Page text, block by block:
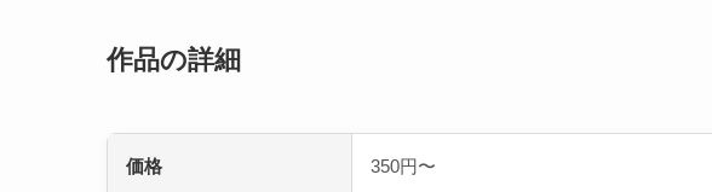
作品の詳細
価格 350円〜